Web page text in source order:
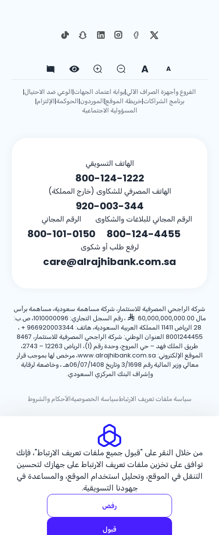
A
A
الفروع وأجهزة الصراف الآلي|بوابة اعتماد الجهات|الوعي ضد الاحتيال|
برنامج الشراكات|خريطة الموقع|الموردون|الحوكمة|الإلتزام|
المسؤولية الاجتماعية
الهاتف التسويقي
800-124-1222
الهاتف المصرفي للشكاوى (خارج المملكة)
920-003-344
الرقم المجاني للبلاغات والشكاوى
800-124-4455
الرقم المجاني
800-101-0150
لرفع طلب أو شكوى
care@alrajhibank.com.sa
شركة الراجحي المصرفية للاستثمار، شركة مساهمة سعودية، مساهمة برأس
مال 60,000,000,000.00
، رقم السجل التجاري: 1010000096، ص.ب:
28 الرياض 11411 المملكة العربية السعودية، هاتف:
+ 966920003344 ،
8001244455 العنوان الوطني: شركة الراجحي المصرفية للاستثمار، 8467
طريق الملك فهد – حي المروج، وحدة رقم (1)، الرياض 12263 – 2743،
الموقع الإلكتروني: www.alrajhibank.com.sa، مرخص لها بموجب قرار
معالي وزير المالية رقم 3/1698 وتاريخ 06/07/1408هـ ، وخاضعة لرقابة
وإشراف البنك المركزي السعودي.
سياسة ملفات تعريف الارتباطسياسة الخصوصيةالأحكام والشروط
من خلال النقر على "قبول جميع ملفات تعريف الارتباط"، فإنك
توافق على تخزين ملفات تعريف الارتباط على جهازك لتحسين
التنقل في الموقع، وتحليل استخدام الموقع، والمساعدة في
جهودنا التسويقية.
رفض
قبول